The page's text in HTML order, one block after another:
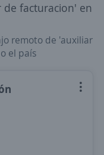
de facturacion' en
remoto de 'auxiliar
el país